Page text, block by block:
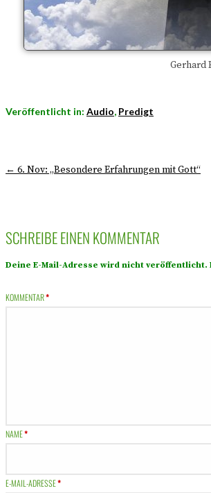
Gerhard
Veröffentlicht in: Audio, Predigt
← 6. Nov: „Besondere Erfahrungen mit Gott“
SCHREIBE EINEN KOMMENTAR
Deine E-Mail-Adresse wird nicht veröffentlicht.
KOMMENTAR*
NAME*
E-MAIL-ADRESSE*